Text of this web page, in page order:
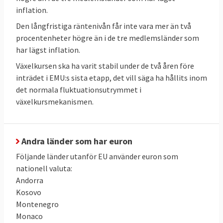
Finanskrisen visade brister
Efter att finanskrisen hösten 2008 spritt sig
till Europa upptäcktes många brister i
valutasamarbetet. Den övergripande
insikten var att det är svårt att ha en
gemensam valuta utan en gemensam
förslag som syftade till att fördjupa
samarbetet, öka stabiliteten på
finansmarknaden och försvåra att bryta
mot euroreglerna. Det sistnämnda var
något som praktiskt taget alla euroländer
gjort efter att Frankrike och Tyskland bröt
inflation.
Den långfristiga räntenivån får inte vara mer än två
procentenheter högre än i de tre medlemsländer som
har lägst inflation.
Växelkursen ska ha varit stabil under de två åren före
inträdet i EMU:s sista etapp, det vill säga ha hållits inom
det normala fluktuationsutrymmet i
växelkursmekanismen.
Andra länder som har euron
Följande länder utanför EU använder euron som
nationell valuta:
Andorra
Kosovo
Montenegro
Monaco